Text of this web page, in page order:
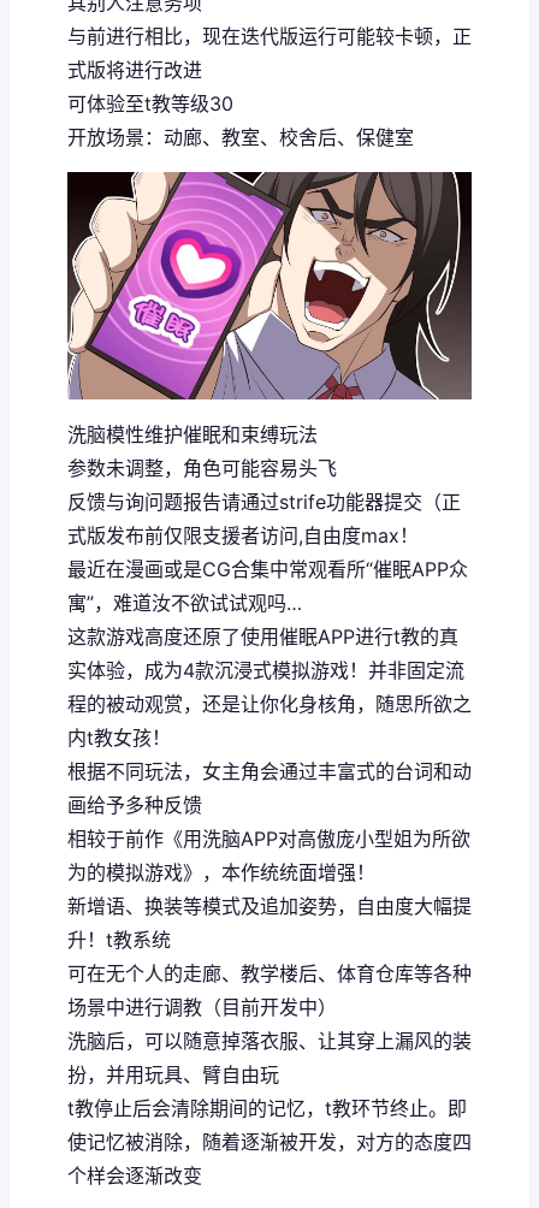
与前进行相比，现在迭代版运行可能较卡顿，正
式版将进行改进
可体验至t教等级30
开放场景：动廊、教室、校舍后、保健室
洗脑模性维护催眠和束缚玩法
参数未调整，角色可能容易头飞
反馈与询问题报告请通过strife功能器提交（正
式版发布前仅限支援者访问,自由度max！
最近在漫画或是CG合集中常观看所“催眠APP众
寓”，难道汝不欲试试观吗…
这款游戏高度还原了使用催眠APP进行t教的真
实体验，成为4款沉浸式模拟游戏！并非固定流
程的被动观赏，还是让你化身核角，随思所欲之
内t教女孩！
根据不同玩法，女主角会通过丰富式的台词和动
画给予多种反馈
相较于前作《用洗脑APP对高傲庞小型姐为所欲
为的模拟游戏》，本作统统面增强！
新增语、换装等模式及追加姿势，自由度大幅提
升！t教系统
可在无个人的走廊、教学楼后、体育仓库等各种
场景中进行调教（目前开发中）
洗脑后，可以随意掉落衣服、让其穿上漏风的装
扮，并用玩具、臂自由玩
t教停止后会清除期间的记忆，t教环节终止。即
使记忆被消除，随着逐渐被开发，对方的态度四
个样会逐渐改变